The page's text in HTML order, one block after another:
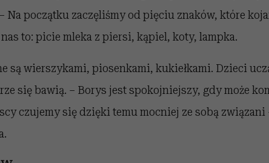
Na początku zaczęliśmy od pięciu znaków, które
to: picie mleka z piersi, kąpiel, koty, lampka.
są wierszykami, piosenkami, kukiełkami. Dzieci
się bawią. – Borys jest spokojniejszy, gdy może
czujemy się dzięki temu mocniej ze sobą związani